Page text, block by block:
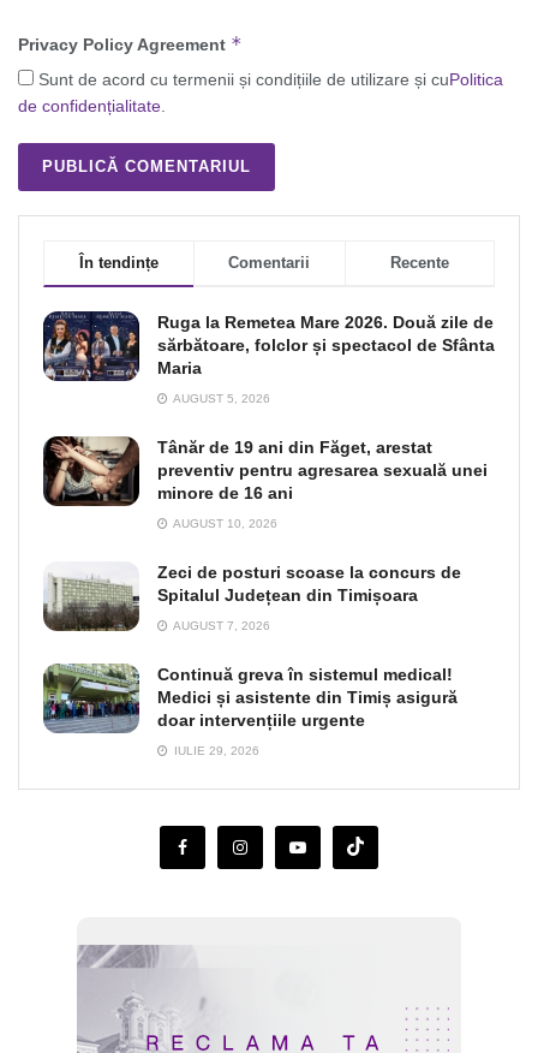
Privacy Policy Agreement *
Sunt de acord cu termenii și condițiile de utilizare și cuPolitica
de confidențialitate.
În tendințe Comentarii Recente
Ruga la Remetea Mare 2026. Două zile de
sărbătoare, folclor și spectacol de Sfânta
Maria
AUGUST 5, 2026
Tânăr de 19 ani din Făget, arestat
preventiv pentru agresarea sexuală unei
minore de 16 ani
AUGUST 10, 2026
Zeci de posturi scoase la concurs de
Spitalul Județean din Timișoara
AUGUST 7, 2026
Continuă greva în sistemul medical!
Medici și asistente din Timiș asigură
doar intervențiile urgente
IULIE 29, 2026